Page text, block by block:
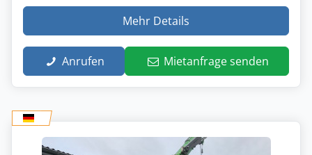
Mehr Details
Anrufen Mietanfrage senden